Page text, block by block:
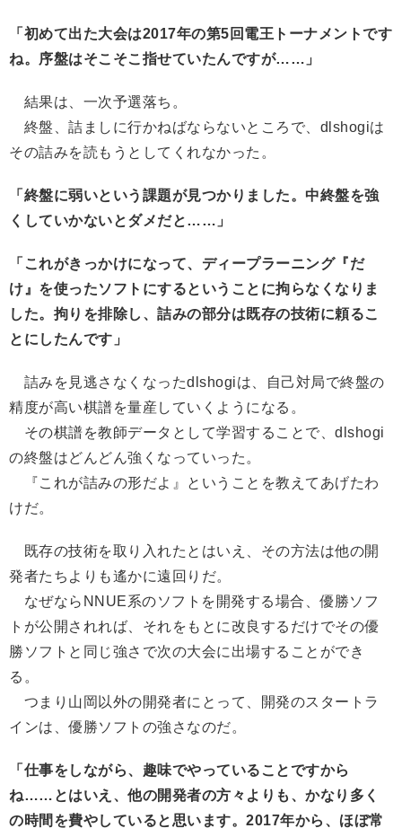
「初めて出た大会は2017年の第5回電王トーナメントです
ね。序盤はそこそこ指せていたんですが……」
結果は、一次予選落ち。
終盤、詰ましに行かねばならないところで、dlshogiは
その詰みを読もうとしてくれなかった。
「終盤に弱いという課題が見つかりました。中終盤を強
くしていかないとダメだと……」
「これがきっかけになって、ディープラーニング『だ
け』を使ったソフトにするということに拘らなくなりま
した。拘りを排除し、詰みの部分は既存の技術に頼るこ
とにしたんです」
詰みを見逃さなくなったdlshogiは、自己対局で終盤の
精度が高い棋譜を量産していくようになる。
その棋譜を教師データとして学習することで、dlshogi
の終盤はどんどん強くなっていった。
『これが詰みの形だよ』ということを教えてあげたわ
けだ。
既存の技術を取り入れたとはいえ、その方法は他の開
発者たちよりも遙かに遠回りだ。
なぜならNNUE系のソフトを開発する場合、優勝ソフ
トが公開されれば、それをもとに改良するだけでその優
勝ソフトと同じ強さで次の大会に出場することができ
る。
つまり山岡以外の開発者にとって、開発のスタートラ
インは、優勝ソフトの強さなのだ。
「仕事をしながら、趣味でやっていることですから
ね……とはいえ、他の開発者の方々よりも、かなり多く
の時間を費やしていると思います。2017年から、ほぼ常